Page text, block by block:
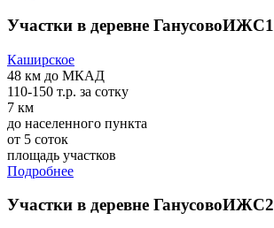
Участки в деревне ГанусовоИЖС1
Каширское
48 км до МКАД
110-150 т.р. за сотку
7 км
до населенного пункта
от 5 соток
площадь участков
Подробнее
Участки в деревне ГанусовоИЖС2